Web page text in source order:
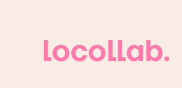
locollab.